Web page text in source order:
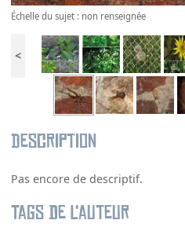
Échelle du sujet : non renseignée
<
Description
Pas encore de descriptif.
Tags de l’auteur